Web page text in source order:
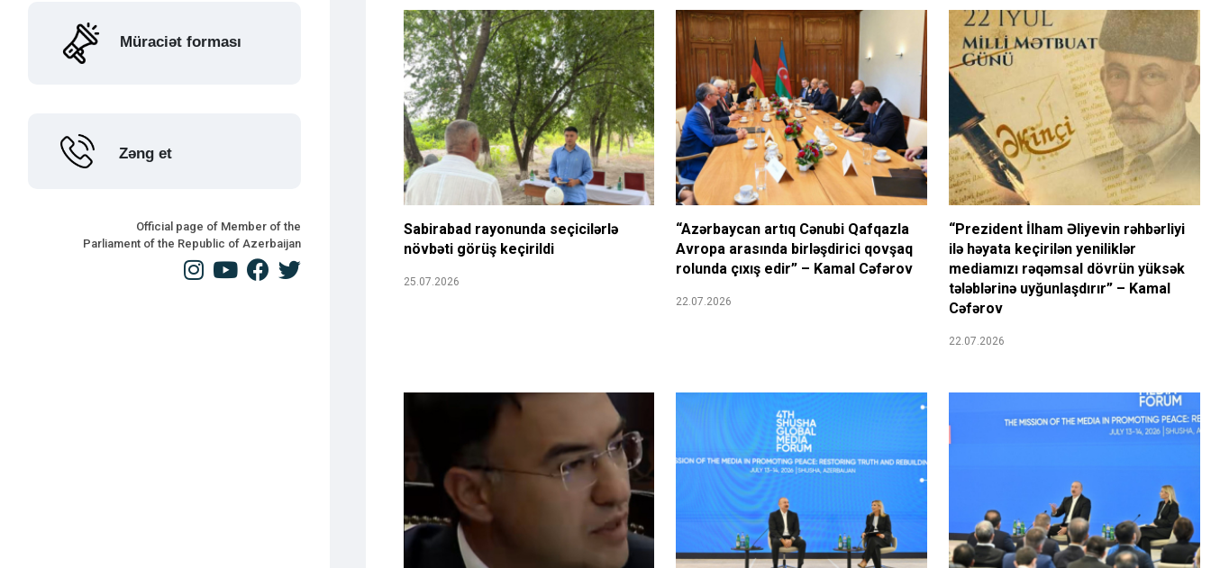
Müraciət forması
Zəng et
Official page of Member of the
Parliament of the Republic of Azerbaijan
Sabirabad rayonunda seçicilərlə
növbəti görüş keçirildi
25.07.2026
“Azərbaycan artıq Cənubi Qafqazla
Avropa arasında birləşdirici qovşaq
rolunda çıxış edir” – Kamal Cəfərov
22.07.2026
“Prezident İlham Əliyevin rəhbərliyi
ilə həyata keçirilən yeniliklər
mediamızı rəqəmsal dövrün yüksək
tələblərinə uyğunlaşdırır” – Kamal
Cəfərov
22.07.2026